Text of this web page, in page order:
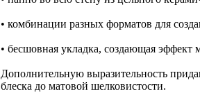
• комбинации разных форматов для
• бесшовная укладка, создающая эффект
Дополнительную выразительность
блеска до матовой шелковистости.